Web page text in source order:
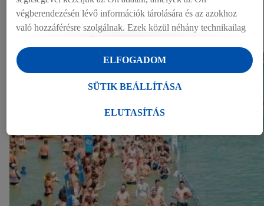
EGYÉB DOKUMENTUMOK
Dokumentumok (1)
végberendezésén lévő információk tárolására és az azokhoz
való hozzáférésre szolgálnak. Ezek közül néhány technikailag
kényelmes beállításokhoz, statisztikák összeállításához vagy a
Lidl szolgáltatásokon belül és kívül személyre szabott
hirdetésekhez. Ha Ön a Lidl Plus program résztvevője, bolti
további információkat talál az adatkezeléssel kapcsolatban.
Az "Elutasítás" gombra kattintva csak a szükséges
technológiák használatát engedélyezheti. Az "Elfogadom"
gombra kattintva Ön hozzájárul a fent említett célokból történő
adatkezeléshez. További információkat, többek között az
ELUTASÍTÁS
SÜTIK BEÁLLÍTÁSA
ELFOGADOM